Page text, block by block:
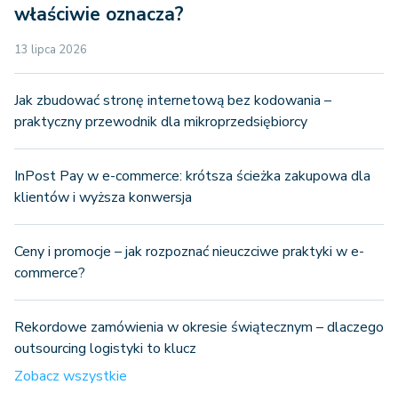
właściwie oznacza?
13 lipca 2026
Jak zbudować stronę internetową bez kodowania –
praktyczny przewodnik dla mikroprzedsiębiorcy
InPost Pay w e-commerce: krótsza ścieżka zakupowa dla
klientów i wyższa konwersja
Ceny i promocje – jak rozpoznać nieuczciwe praktyki w e-
commerce?
Rekordowe zamówienia w okresie świątecznym – dlaczego
outsourcing logistyki to klucz
Zobacz wszystkie